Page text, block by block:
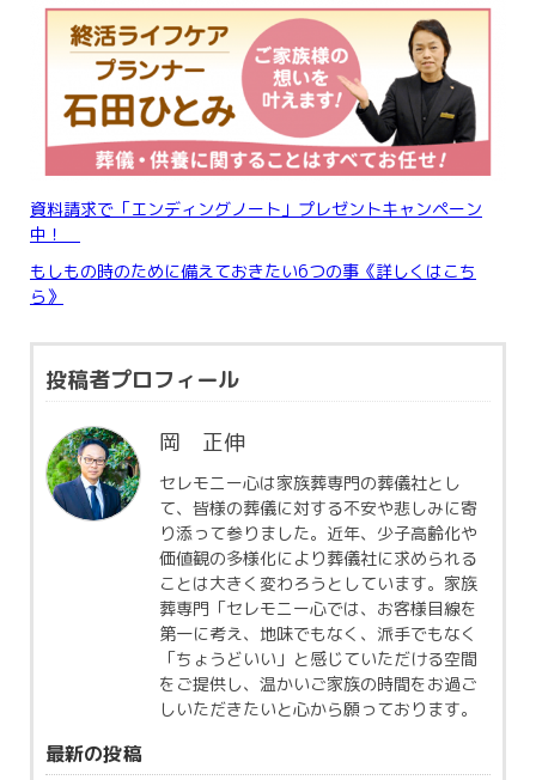
資料請求で「エンディングノート」プレゼントキャンペーン
中！
もしもの時のために備えておきたい6つの事《詳しくはこち
ら》
投稿者プロフィール
岡 正伸
セレモニー心は家族葬専門の葬儀社とし
て、皆様の葬儀に対する不安や悲しみに寄
り添って参りました。近年、少子高齢化や
価値観の多様化により葬儀社に求められる
ことは大きく変わろうとしています。家族
葬専門「セレモニー心では、お客様目線を
第一に考え、地味でもなく、派手でもなく
「ちょうどいい」と感じていただける空間
をご提供し、温かいご家族の時間をお過ご
しいただきたいと心から願っております。
最新の投稿